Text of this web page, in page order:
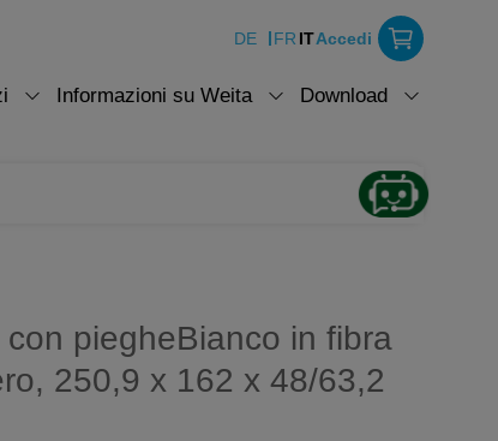
DE FR ITAccedi
Informazioni su Weita Download
piegheBianco in fibra
250,9 x 162 x 48/63,2